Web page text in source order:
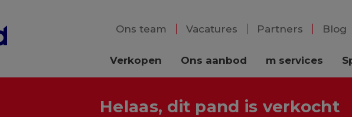
Ons team
Vacatures Partners Blog
Verkopen Ons aanbod m services
Helaas, dit pand is verkocht